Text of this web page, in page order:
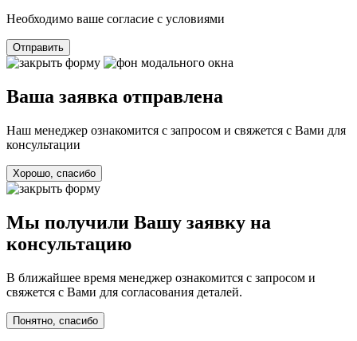
Необходимо ваше согласие с условиями
Отправить
Ваша заявка отправлена
Наш менеджер ознакомится с запросом и свяжется с Вами для
консультации
Хорошо, спасибо
Мы получили Вашу заявку на
консультацию
В ближайшее время менеджер ознакомится с запросом и
свяжется с Вами для согласования деталей.
Понятно, спасибо